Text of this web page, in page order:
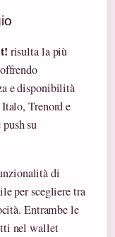
risulta la più
e disponibilità
Trenord e
su
di
per scegliere tra
Entrambe le
nel wallet